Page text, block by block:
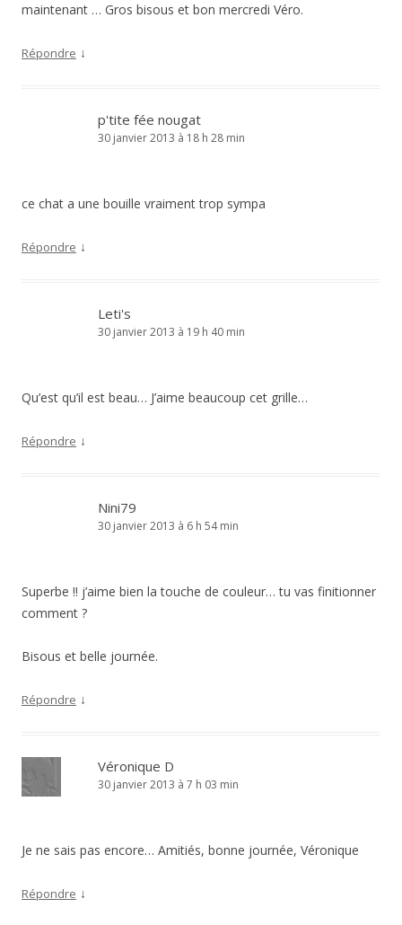
maintenant … Gros bisous et bon mercredi Véro.
Répondre ↓
p'tite fée nougat
30 janvier 2013 à 18 h 28 min
ce chat a une bouille vraiment trop sympa
Répondre ↓
Leti's
30 janvier 2013 à 19 h 40 min
Qu’est qu’il est beau… J’aime beaucoup cet grille…
Répondre ↓
Nini79
30 janvier 2013 à 6 h 54 min
Superbe !! j’aime bien la touche de couleur… tu vas finitionner
comment ?
Bisous et belle journée.
Répondre ↓
Véronique D
30 janvier 2013 à 7 h 03 min
Je ne sais pas encore… Amitiés, bonne journée, Véronique
Répondre ↓